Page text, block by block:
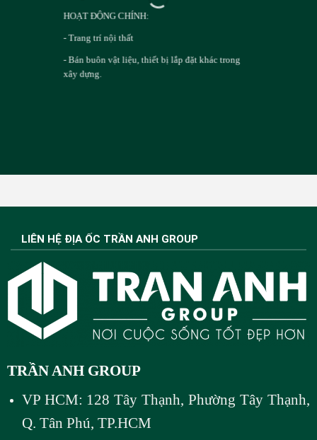
HOẠT ĐỘNG CHÍNH:
- Trang trí nội thất
- Bán buôn vật liệu, thiết bị lắp đặt khác trong
xây dựng.
LIÊN HỆ ĐỊA ỐC TRẦN ANH GROUP
TRẦN ANH GROUP
VP HCM: 128 Tây Thạnh, Phường Tây Thạnh,
Q. Tân Phú, TP.HCM